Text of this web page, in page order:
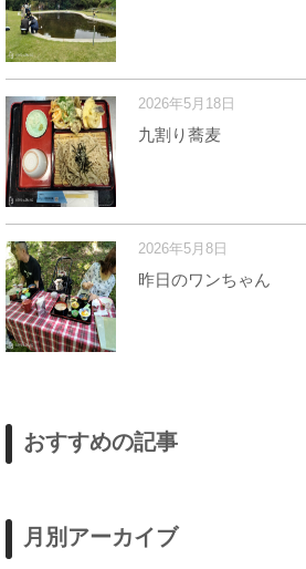
2026年5月18日
九割り蕎麦
2026年5月8日
昨日のワンちゃん
おすすめの記事
月別アーカイブ